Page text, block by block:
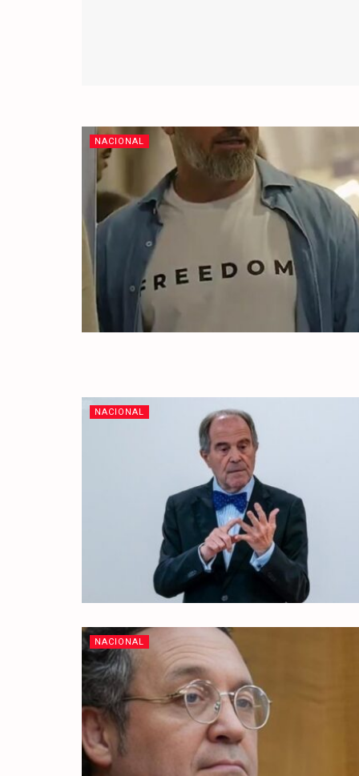
NACIONAL
NACIONAL
NACIONAL